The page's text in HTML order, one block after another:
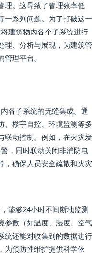
理。这导致了管理效率低
一系列问题。为了打破这一
建筑物内各个子系统进行
理、分析与展现，为建筑管
理平台。
各子系统的无缝集成。通
、楼宇自控、环境监测等多
联动控制。例如，在火灾发
，同时联动关闭非消防电
，确保人员安全疏散和火灾
能够24小时不间断地监测
参数（如温度、湿度、空气
统还能对收集到的数据进行
为预防性维护提供科学依